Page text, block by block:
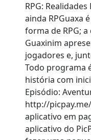
RPG:
ainda RPGuaxa
forma de RPG;
Guaxinim
jogadores e,
Todo programa
história com
Episódio:
http://
aplicativo em
aplicativo do